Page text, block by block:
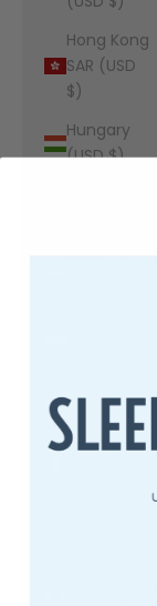
Hong Kong
SAR (USD
$)
Hungary
(USD $)
$)
Ireland